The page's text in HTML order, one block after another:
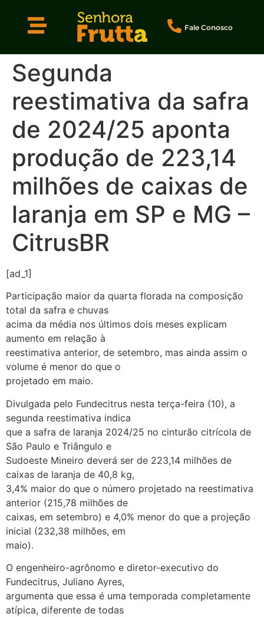
Fale Conosco
Segunda
reestimativa da safra
de 2024/25 aponta
produção de 223,14
milhões de caixas de
laranja em SP e MG –
CitrusBR
[ad_1]
Participação maior da quarta florada na composição
total da safra e chuvas
acima da média nos últimos dois meses explicam
aumento em relação à
reestimativa anterior, de setembro, mas ainda assim o
volume é menor do que o
projetado em maio.
Divulgada pelo Fundecitrus nesta terça-feira (10), a
segunda reestimativa indica
que a safra de laranja 2024/25 no cinturão citrícola de
São Paulo e Triângulo e
Sudoeste Mineiro deverá ser de 223,14 milhões de
caixas de laranja de 40,8 kg,
3,4% maior do que o número projetado na reestimativa
anterior (215,78 milhões de
caixas, em setembro) e 4,0% menor do que a projeção
inicial (232,38 milhões, em
maio).
O engenheiro-agrônomo e diretor-executivo do
Fundecitrus, Juliano Ayres,
argumenta que essa é uma temporada completamente
atípica, diferente de todas